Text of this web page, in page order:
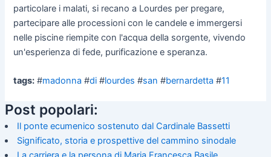
particolare i malati, si recano a Lourdes per pregare,
partecipare alle processioni con le candele e immergersi
nelle piscine riempite con l'acqua della sorgente, vivendo
un'esperienza di fede, purificazione e speranza.
tags: #madonna #di #lourdes #san #bernardetta #11
Post popolari:
Il ponte ecumenico sostenuto dal Cardinale Bassetti
Significato, storia e prospettive del cammino sinodale